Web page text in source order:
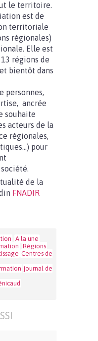
le territoire.
est de
territoriale
régionales)
Elle est
régions de
bientôt dans
personnes,
ancrée
souhaite
acteurs de la
régionales,
pour
de la
FNADIR
A la une
Régions
Centres de
journal de